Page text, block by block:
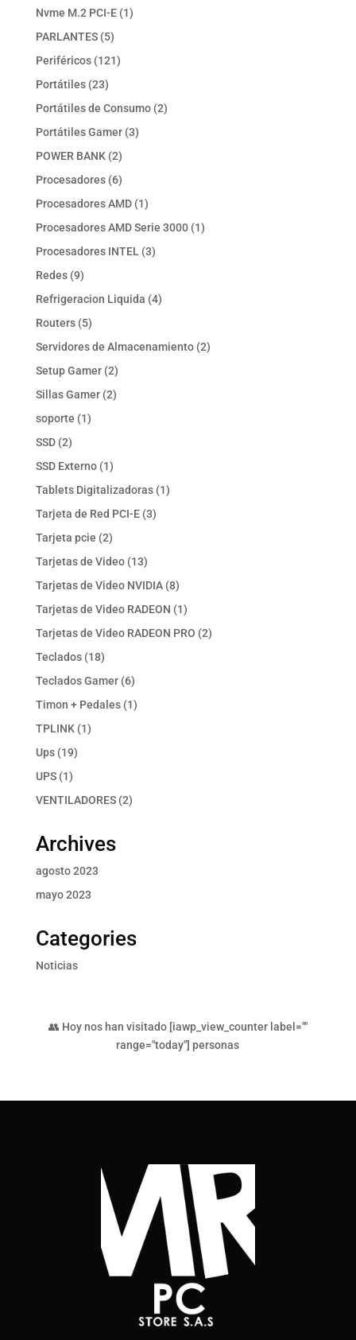
productos
Nvme M.2 PCI-E 11
PARLANTES 55
productos
Periféricos 121121
Portátiles 2323
productos
Portátiles de Consumo 22
Portátiles Gamer 33
POWER BANK 22
productos
Procesadores 66
productos
Procesadores AMD 11
producto
Procesadores AMD Serie 3000 11
Procesadores INTEL 33
Redes 99
productos
Refrigeracion Liquida 44
Routers 55
productos
Servidores de Almacenamiento 22
Setup Gamer 22
productos
Sillas Gamer 22
soporte 11
SSD 22
productos
SSD Externo 11
producto
Tablets Digitalizadoras 11
Tarjeta de Red PCI-E 33
Tarjeta pcie 22
productos
Tarjetas de Video 1313
productos
Tarjetas de Video NVIDIA 88
productos
Tarjetas de Video RADEON 11
producto
Tarjetas de Video RADEON PRO 22
Teclados 1818
productos
Teclados Gamer 66
productos
Timon + Pedales 11
TPLINK 11
Ups 1919
UPS 11
producto
VENTILADORES 22
Archives
agosto 2023
mayo 2023
Categories
Noticias
👥 Hoy nos han visitado [iawp_view_counter label=""
range="today"] personas